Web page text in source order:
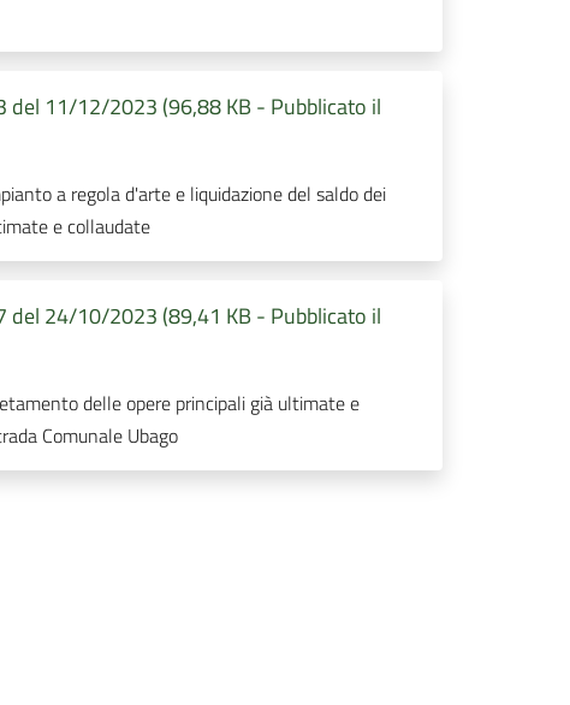
del 11/12/2023 (96,88 KB - Pubblicato il
a regola d'arte e liquidazione del saldo dei
e collaudate
del 24/10/2023 (89,41 KB - Pubblicato il
delle opere principali già ultimate e
Comunale Ubago